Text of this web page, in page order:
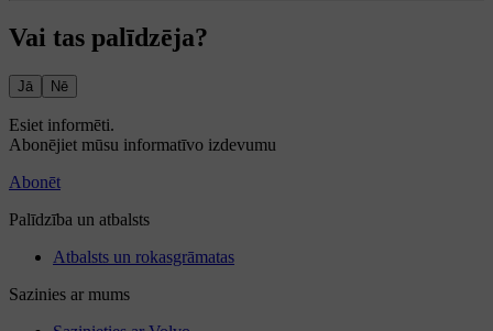
Vai tas palīdzēja?
Jā Nē